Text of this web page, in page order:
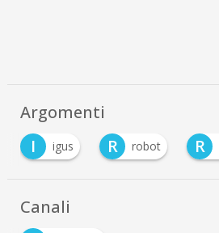
Argomenti
I
igus R robot R
Canali